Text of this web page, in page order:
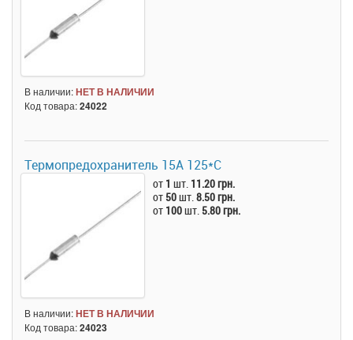
В наличии:НЕТ В НАЛИЧИИ
Код товара:24022
Термопредохранитель 15А 125*C
от 1 шт. 11.20 грн.
от 50шт.8.50 грн.
от 100шт. 5.80 грн.
В наличии:НЕТ В НАЛИЧИИ
Код товара:24023